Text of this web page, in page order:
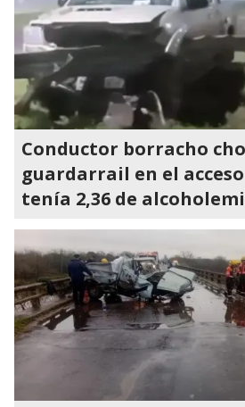
Conductor borracho
guardarrail en el
tenía 2,36 de